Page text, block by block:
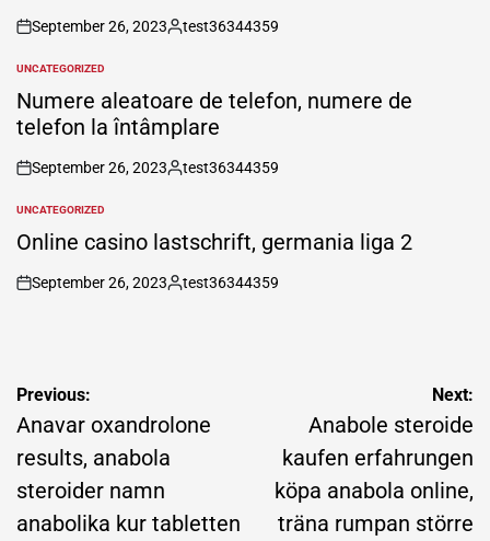
on
September 26, 2023
Posted
test36344359
POSTED
IN
UNCATEGORIZED
Numere aleatoare de telefon, numere de
telefon la întâmplare
on
September 26, 2023
Posted
test36344359
POSTED
IN
UNCATEGORIZED
Online casino lastschrift, germania liga 2
on
September 26, 2023
Posted
test36344359
Post
navigation
Previous:
Anavar oxandrolone
results, anabola
steroider namn
anabolika kur tabletten
Next:
Anabole steroide
kaufen erfahrungen
köpa anabola online,
träna rumpan större